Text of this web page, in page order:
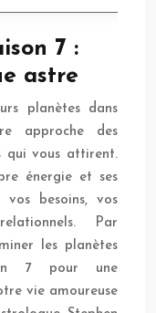
7 :
astre
planètes dans
approche des
qui vous attirent.
énergie et ses
vos besoins, vos
Par
les planètes
7 pour une
vie amoureuse